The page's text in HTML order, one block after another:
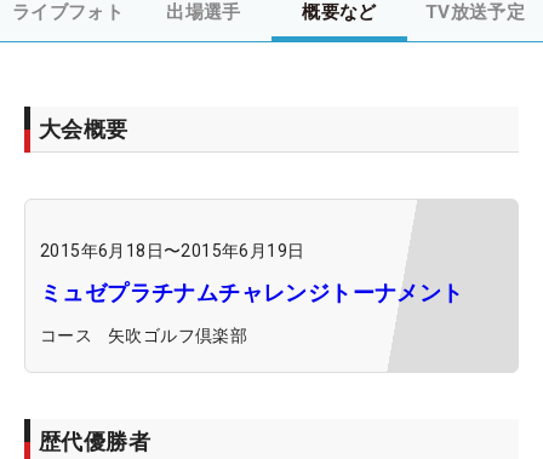
ライブフォト 出場選手 概要など TV放送予定
大会概要
2015年6月18日〜2015年6月19日
ミュゼプラチナムチャレンジトーナメント
コース 矢吹ゴルフ倶楽部
歴代優勝者